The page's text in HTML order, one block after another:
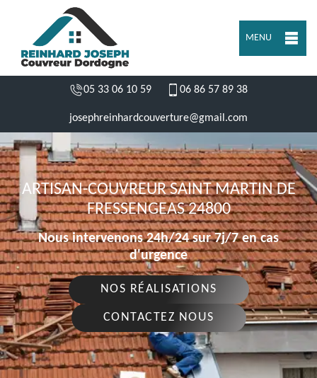
MENU
05 33 06 10 59 06 86 57 89 38
josephreinhardcouverture@gmail.com
ARTISAN-COUVREUR SAINT MARTIN DE
FRESSENGEAS 24800
Nous intervenons 24h/24 sur 7j/7 en cas
d'urgence
NOS RÉALISATIONS
CONTACTEZ NOUS